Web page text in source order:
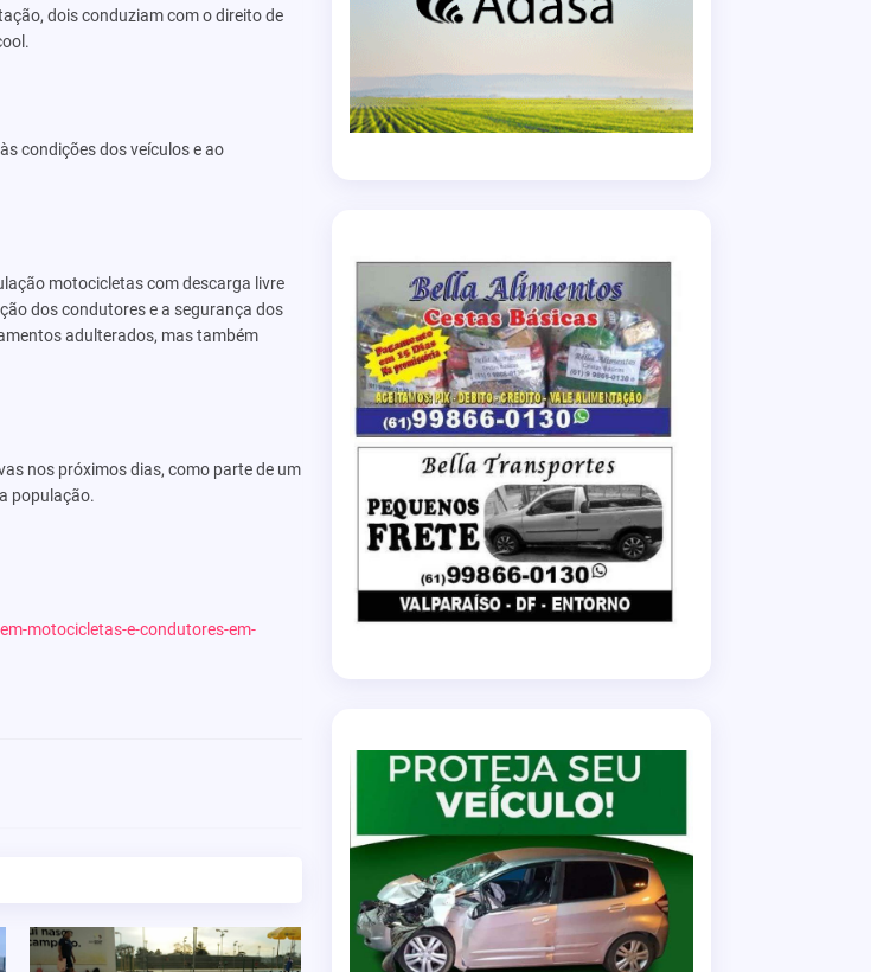
dois conduziam com o direito de
condições dos veículos e ao
motocicletas com descarga livre
dos condutores e a segurança dos
adulterados, mas também
nos próximos dias, como parte de um
população.
motocicletas-e-condutores-em-